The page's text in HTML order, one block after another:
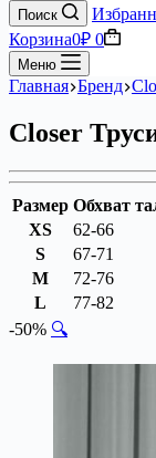
Поиск
Корзина0₽ 0
Меню
Главная Бренд
Closer
Размер Обхват
XS
62-66
S
67-71
M
72-76
L
77-82
-50% 🔍